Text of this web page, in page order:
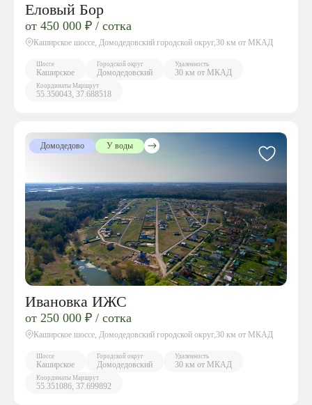
Еловый Бор
от 450 000 ₽ / сотка
Каширское шоссе, Домодедовский городской округ,30 км от МКАД
Шоссе
Каширское
Городской округ
Домодедовский
Удаленность
30 км от МКАД
Координаты Маршрут
55.350043, 37.688518
Домодедово У воды
Ивановка ИЖС
от 250 000 ₽ / сотка
Каширское шоссе, Домодедовский городской округ,30 км от МКАД
Шоссе
Каширское
Городской округ
Домодедовский
Удаленность
30 км от МКАД
Координаты Маршрут
55.351086, 37.699892